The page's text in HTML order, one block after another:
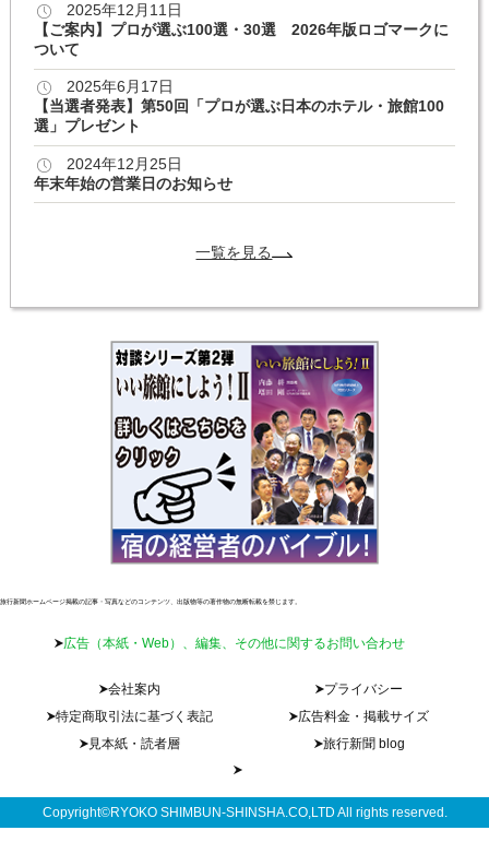
2025年12月11日
【ご案内】プロが選ぶ100選・30選 2026年版ロゴマークに
ついて
2025年6月17日
【当選者発表】第50回「プロが選ぶ日本のホテル・旅館100
選」プレゼント
2024年12月25日
年末年始の営業日のお知らせ
一覧を見る
旅行新聞ホームページ掲載の記事・写真などのコンテンツ、出版物等の著作物の無断転載を禁じます。
広告（本紙・Web）、編集、その他に関するお問い合わせ
会社案内
プライバシー
特定商取引法に基づく表記
広告料金・掲載サイズ
見本紙・読者層
旅行新聞 blog
Copyright©RYOKO SHIMBUN-SHINSHA.CO,LTD All rights reserved.